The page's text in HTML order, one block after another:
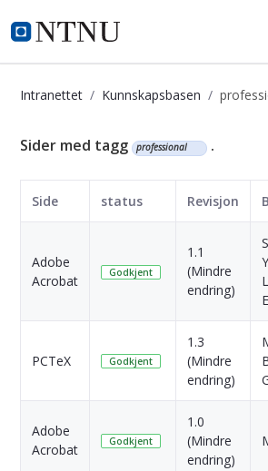
i.ntnu.no
Intranettet Kunnskapsbasen
Kunnskapsbasen
Sider med tagg professional .
Side status Revisjon
Adobe
Acrobat
Godkjent
1.1
(Mindre
endring)
PCTeX Godkjent
1.3
(Mindre
endring)
Adobe
Acrobat
Godkjent
1.0
(Mindre
endring)